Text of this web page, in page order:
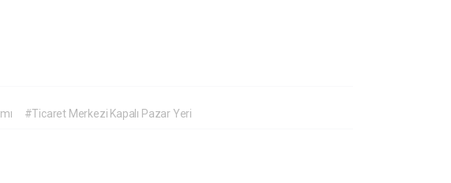
#Ticaret Merkezi Kapalı Pazar Yeri